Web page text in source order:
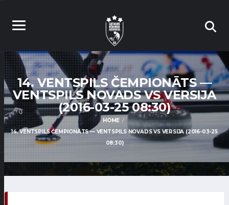
14. VENTSPILS ČEMPIONĀTS —
VENTSPILS NOVADS VS VERSIJA
(2016-03-25 08:30)
HOME
14. VENTSPILS ČEMPIONĀTS — VENTSPILS NOVADS VS VERSIJA (2016-03-25
08:30)